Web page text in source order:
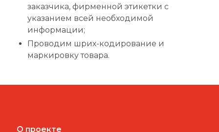
заказчика, фирменной этикетки с
указанием всей необходимой
информации;
Проводим шрих-кодирование и
маркировку товара.
О проекте